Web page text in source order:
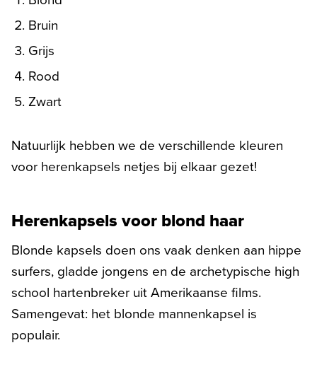
Bruin
Grijs
Rood
Zwart
Natuurlijk hebben we de verschillende kleuren
voor herenkapsels netjes bij elkaar gezet!
Herenkapsels voor blond haar
Blonde kapsels doen ons vaak denken aan hippe
surfers, gladde jongens en de archetypische high
school hartenbreker uit Amerikaanse films.
Samengevat: het blonde mannenkapsel is
populair.